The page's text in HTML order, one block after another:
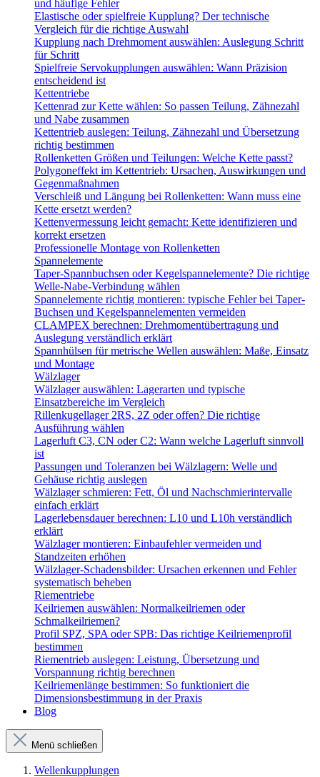
und häufige Fehler
Elastische oder spielfreie Kupplung? Der technische
Vergleich für die richtige Auswahl
Kupplung nach Drehmoment auswählen: Auslegung Schritt
für Schritt
Spielfreie Servokupplungen auswählen: Wann Präzision
entscheidend ist
Kettentriebe
Kettenrad zur Kette wählen: So passen Teilung, Zähnezahl
und Nabe zusammen
Kettentrieb auslegen: Teilung, Zähnezahl und Übersetzung
richtig bestimmen
Rollenketten Größen und Teilungen: Welche Kette passt?
Polygoneffekt im Kettentrieb: Ursachen, Auswirkungen und
Gegenmaßnahmen
Verschleiß und Längung bei Rollenketten: Wann muss eine
Kette ersetzt werden?
Kettenvermessung leicht gemacht: Kette identifizieren und
korrekt ersetzen
Professionelle Montage von Rollenketten
Spannelemente
Taper-Spannbuchsen oder Kegelspannelemente? Die richtige
Welle-Nabe-Verbindung wählen
Spannelemente richtig montieren: typische Fehler bei Taper-
Buchsen und Kegelspannelementen vermeiden
CLAMPEX berechnen: Drehmomentübertragung und
Auslegung verständlich erklärt
Spannhülsen für metrische Wellen auswählen: Maße, Einsatz
und Montage
Wälzlager
Wälzlager auswählen: Lagerarten und typische
Einsatzbereiche im Vergleich
Rillenkugellager 2RS, 2Z oder offen? Die richtige
Ausführung wählen
Lagerluft C3, CN oder C2: Wann welche Lagerluft sinnvoll
ist
Passungen und Toleranzen bei Wälzlagern: Welle und
Gehäuse richtig auslegen
Wälzlager schmieren: Fett, Öl und Nachschmierintervalle
einfach erklärt
Lagerlebensdauer berechnen: L10 und L10h verständlich
erklärt
Wälzlager montieren: Einbaufehler vermeiden und
Standzeiten erhöhen
Wälzlager-Schadensbilder: Ursachen erkennen und Fehler
systematisch beheben
Riementriebe
Keilriemen auswählen: Normalkeilriemen oder
Schmalkeilriemen?
Profil SPZ, SPA oder SPB: Das richtige Keilriemenprofil
bestimmen
Riementrieb auslegen: Leistung, Übersetzung und
Vorspannung richtig berechnen
Keilriemenlänge bestimmen: So funktioniert die
Dimensionsbestimmung in der Praxis
Blog
Menü schließen
Wellenkupplungen